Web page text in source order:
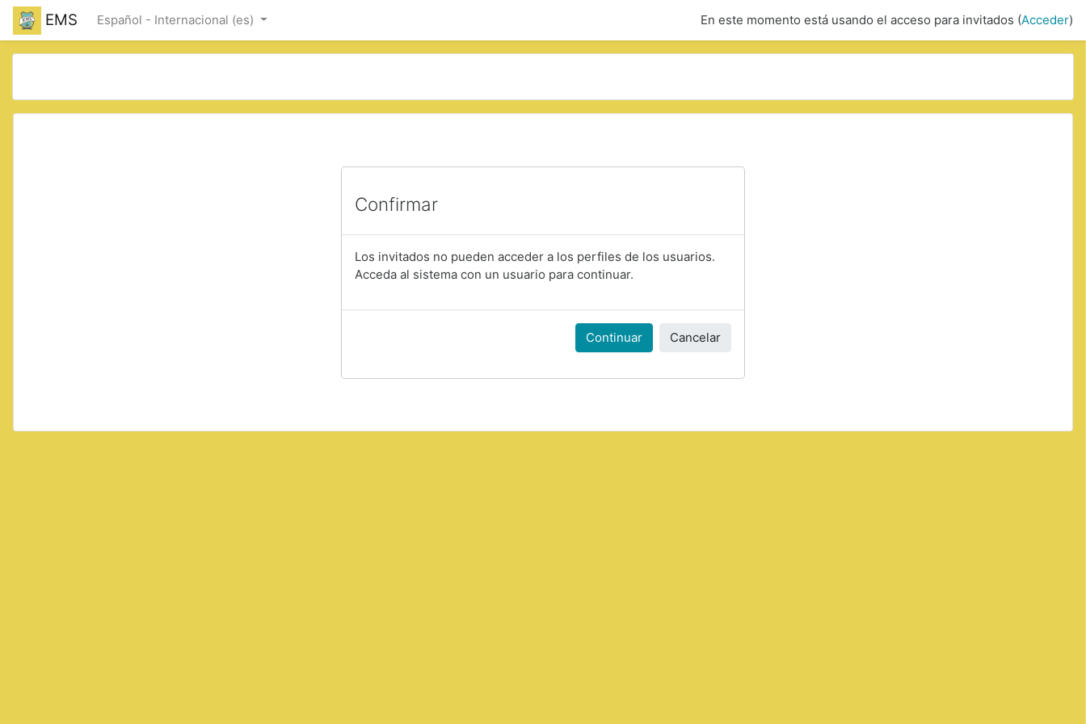
Saltar a contenido principal
EMS Español - Internacional ‎(es)‎ En este momento está usando el acceso para invitados (Acceder)
Confirmar
Los invitados no pueden acceder a los perfiles de los usuarios.
Acceda al sistema con un usuario para continuar.
Continuar Cancelar